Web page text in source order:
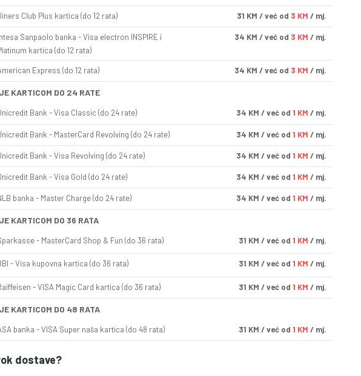
Club Plus kartica (do 12 rata) 31 KM / već od 3 KM / mj.
Sanpaolo banka - Visa electron INSPIRE i
kartica (do 12 rata)
34 KM / već od 3 KM / mj.
Express (do 12 rata) 34 KM / već od 3 KM / mj.
KARTICOM DO 24 RATE
Bank - Visa Classic (do 24 rate) 34 KM / već od 1 KM / mj.
Bank - MasterCard Revolving (do 24 rate) 34 KM / već od 1 KM / mj.
Bank - Visa Revolving (do 24 rate) 34 KM / već od 1 KM / mj.
Bank - Visa Gold (do 24 rate) 34 KM / već od 1 KM / mj.
banka - Master Charge (do 24 rate) 34 KM / već od 1 KM / mj.
KARTICOM DO 36 RATA
- MasterCard Shop & Fun (do 36 rata) 31 KM / već od 1 KM / mj.
- Visa kupovna kartica (do 36 rata) 31 KM / već od 1 KM / mj.
- VISA Magic Card kartica (do 36 rata) 31 KM / već od 1 KM / mj.
KARTICOM DO 48 RATA
banka - VISA Super naša kartica (do 48 rata) 31 KM / već od 1 KM / mj.
dostave?